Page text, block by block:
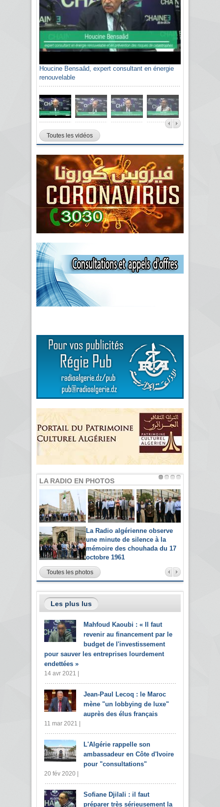
Houcine Bensaâd, expert consultant en énergie
renouvelable
Toutes les vidéos
LA RADIO EN PHOTOS
La Radio algérienne observe
une minute de silence à la
mémoire des chouhada du 17
octobre 1961
Toutes les photos
Les plus lus
Mahfoud Kaoubi : « Il faut
revenir au financement par le
budget de l'investissement
pour sauver les entreprises lourdement
endettées »
14 avr 2021 |
Jean-Paul Lecoq : le Maroc
mène "un lobbying de luxe"
auprès des élus français
11 mar 2021 |
L'Algérie rappelle son
ambassadeur en Côte d'Ivoire
pour "consultations"
20 fév 2020 |
Sofiane Djilali : il faut
préparer très sérieusement la